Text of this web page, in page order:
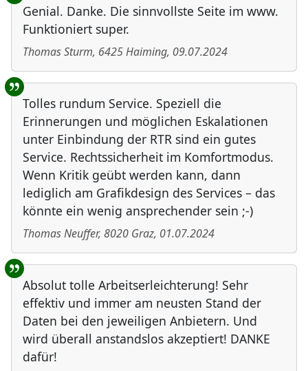
Genial. Danke. Die sinnvollste Seite im www.
Funktioniert super.
Thomas Sturm, 6425Haiming, 09.07.2024
Tolles rundum Service. Speziell die
Erinnerungen und möglichen Eskalationen
unter Einbindung der RTR sind ein gutes
Service. Rechtssicherheit im Komfortmodus.
Wenn Kritik geübt werden kann, dann
lediglich am Grafikdesign des Services – das
könnte ein wenig ansprechender sein ;-)
Thomas Neuffer, 8020 Graz, 01.07.2024
Absolut tolle Arbeitserleichterung! Sehr
effektiv und immer am neusten Stand der
Daten bei den jeweiligen Anbietern. Und
wird überall anstandslos akzeptiert! DANKE
dafür!